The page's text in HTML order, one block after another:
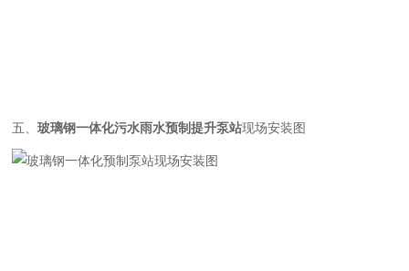
五、玻璃钢一体化污水雨水预制提升泵站现场安装图